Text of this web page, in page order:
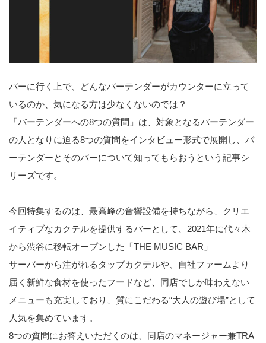
バーに行く上で、どんなバーテンダーがカウンターに立って
いるのか、気になる方は少なくないのでは？
「バーテンダーへの8つの質問」は、対象となるバーテンダー
の人となりに迫る8つの質問をインタビュー形式で展開し、バ
ーテンダーとそのバーについて知ってもらおうという記事シ
リーズです。
今回特集するのは、最高峰の音響設備を持ちながら、クリエ
イティブなカクテルを提供するバーとして、2021年に代々木
から渋谷に移転オープンした「THE MUSIC BAR」
サーバーから注がれるタップカクテルや、自社ファームより
届く新鮮な食材を使ったフードなど、同店でしか味わえない
メニューも充実しており、質にこだわる“大人の遊び場”として
人気を集めています。
8つの質問にお答えいただくのは、同店のマネージャー兼TRA